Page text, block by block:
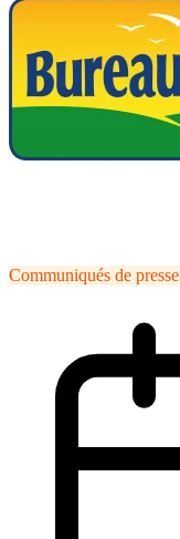
Communiqués de presse